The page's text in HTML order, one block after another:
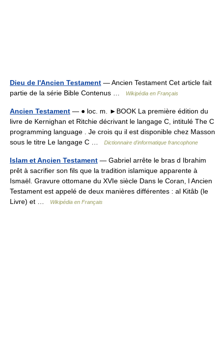
Dieu de l'Ancien Testament — Ancien Testament Cet article fait
partie de la série Bible Contenus …
Wikipédia en Français
Ancien Testament — ● loc. m. ►BOOK La première édition du
livre de Kernighan et Ritchie décrivant le langage C, intitulé The C
programming language . Je crois qu il est disponible chez Masson
sous le titre Le langage C …
Dictionnaire d'informatique francophone
Islam et Ancien Testament — Gabriel arrête le bras d Ibrahim
prêt à sacrifier son fils que la tradition islamique apparente à
Ismaël. Gravure ottomane du XVIe siècle Dans le Coran, l Ancien
Testament est appelé de deux manières différentes : al Kitâb (le
Livre) et …
Wikipédia en Français